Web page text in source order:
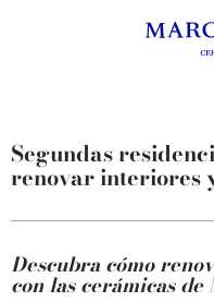
Segundas
renovar interiores
Descubra cómo
con las cerámicas de